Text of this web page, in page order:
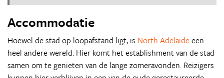
Accommodatie
Hoewel de stad op loopafstand ligt, is North Adelaideeen
heel andere wereld. Hier komt het establishment van de stad
samen om te genieten van de lange zomeravonden. Reizigers